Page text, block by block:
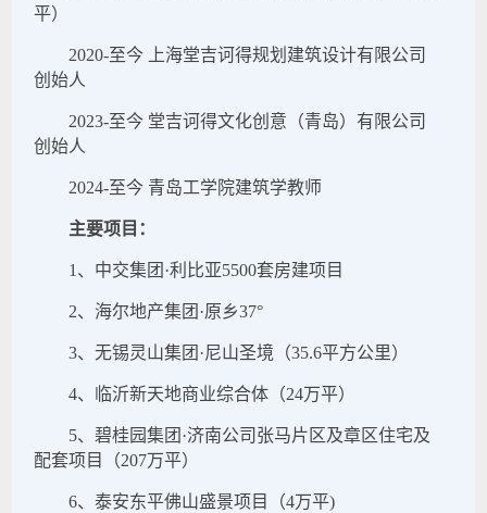
平）
2020-至今 上海堂吉诃得规划建筑设计有限公司
创始人
2023-至今 堂吉诃得文化创意（青岛）有限公司
创始人
2024-至今 青岛工学院建筑学教师
主要项目：
1、中交集团·利比亚5500套房建项目
2、海尔地产集团·原乡37°
3、无锡灵山集团·尼山圣境（35.6平方公里）
4、临沂新天地商业综合体（24万平）
5、碧桂园集团·济南公司张马片区及章区住宅及
配套项目（207万平）
6、泰安东平佛山盛景项目（4万平)